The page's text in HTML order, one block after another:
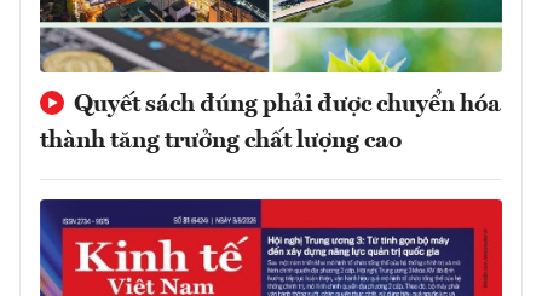
Quyết sách đúng phải được chuyển hóa
thành tăng trưởng chất lượng cao